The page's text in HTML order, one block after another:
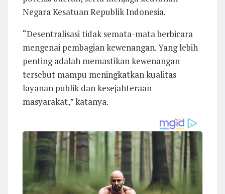
Negara Kesatuan Republik Indonesia.
“Desentralisasi tidak semata-mata berbicara
mengenai pembagian kewenangan. Yang lebih
penting adalah memastikan kewenangan
tersebut mampu meningkatkan kualitas
layanan publik dan kesejahteraan
masyarakat,” katanya.